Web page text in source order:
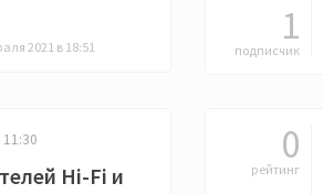
2021 в 18:51 1
подписчик
Hi-Fi и
0
рейтинг